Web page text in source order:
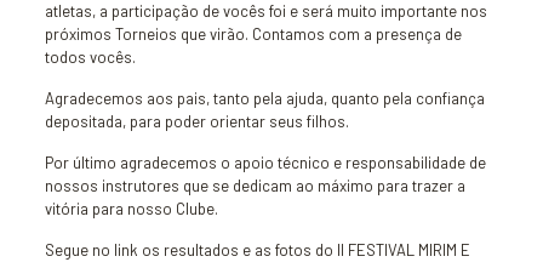
atletas, a participação de vocês foi e será muito importante nos
próximos Torneios que virão. Contamos com a presença de
todos vocês.
Agradecemos aos pais, tanto pela ajuda, quanto pela confiança
depositada, para poder orientar seus filhos.
Por último agradecemos o apoio técnico e responsabilidade de
nossos instrutores que se dedicam ao máximo para trazer a
vitória para nosso Clube.
Segue no link os resultados e as fotos do II FESTIVAL MIRIM E